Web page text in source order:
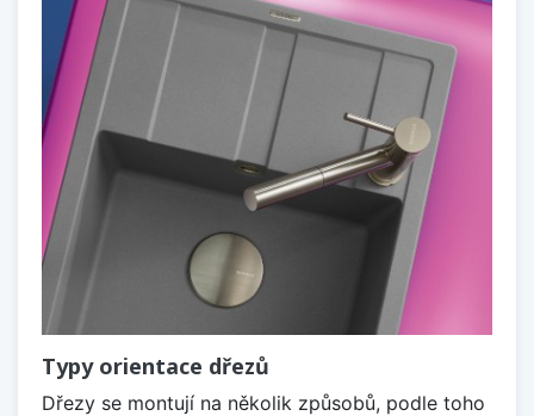
Typy orientace dřezů
Dřezy se montují na několik způsobů, podle toho